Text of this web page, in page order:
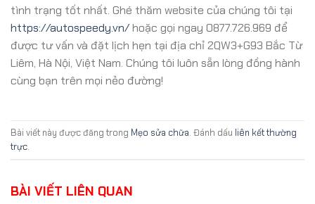
tình trạng tốt nhất. Ghé thăm website của chúng tôi tại
https://autospeedy.vn/hoặc gọi ngay 0877.726.969 để
được tư vấn và đặt lịch hẹn tại địa chỉ 2QW3+G93 Bắc Từ
Liêm, Hà Nội, Việt Nam. Chúng tôi luôn sẵn lòng đồng hành
cùng bạn trên mọi nẻo đường!
Bài viết này được đăng trong Mẹo sửa chữa. Đánh dấu liên kết thường
trực.
BÀI VIẾT LIÊN QUAN